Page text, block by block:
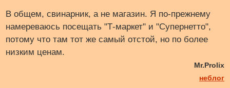
В общем, свинарник, а не магазин. Я по-прежнему
намереваюсь посещать "Т-маркет" и "Супернетто",
потому что там тот же самый отстой, но по более
низким ценам.
Mr.Prolix
неблог